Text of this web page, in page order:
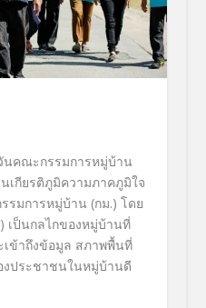
นคณะกรรมการหมู่บ้าน
เกียรติภูมิความภาคภูมิใจ
รมการหมู่บ้าน (กม.) โดย
เป็นกลไกของหมู่บ้านที่
ข้าถึงข้อมูล สภาพพื้นที่
ประชาชนในหมู่บ้านดี